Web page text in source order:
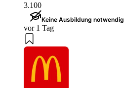
3.100
Keine Ausbildung notwendig
vor 1 Tag